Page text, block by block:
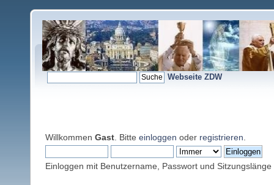
Webseite ZDW
Willkommen Gast . Bitte einloggen oder registrieren
Einloggen mit Benutzername, Passwort und Sitzungslänge